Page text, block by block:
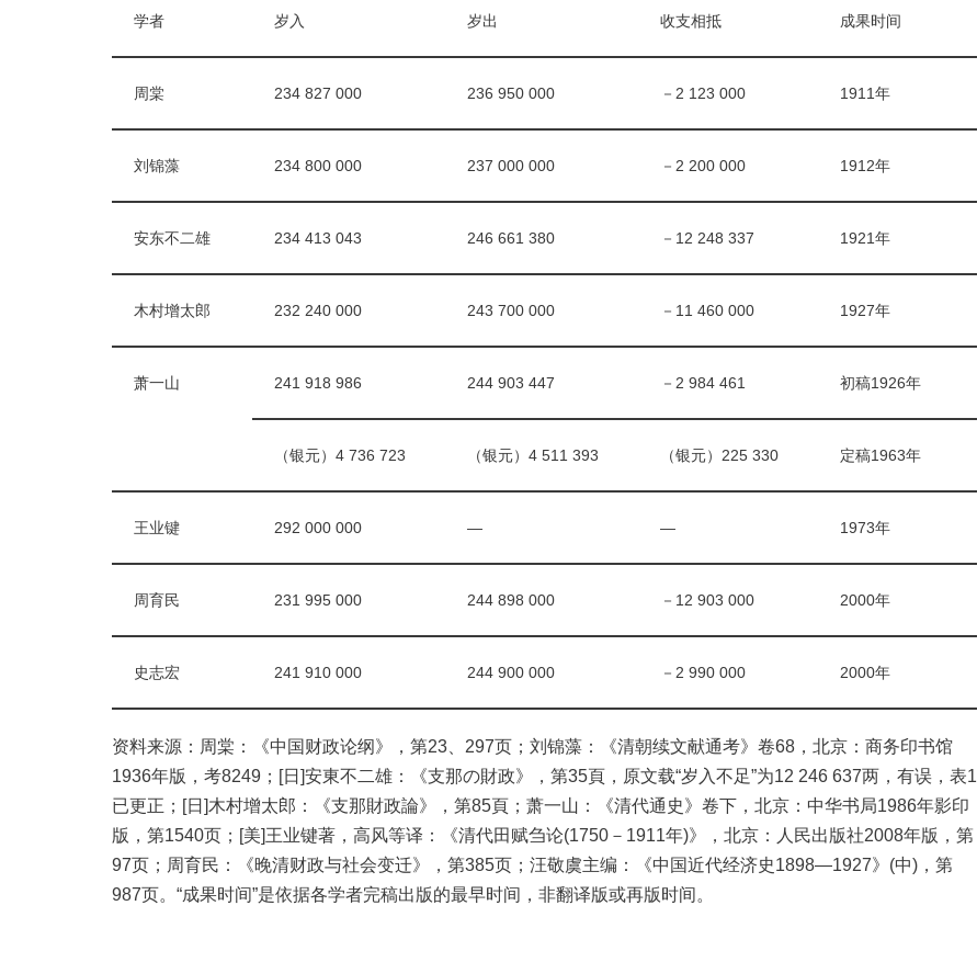
学者 岁入 岁出 收支相抵 成果时间
周棠 234 827 000 236 950 000 －2 123 000 1911年
刘锦藻 234 800 000 237 000 000 －2 200 000 1912年
安东不二雄 234 413 043 246 661 380 －12 248 337 1921年
木村增太郎 232 240 000 243 700 000 －11 460 000 1927年
萧一山 241 918 986 244 903 447 －2 984 461 初稿1926年
（银元）4 736 723 （银元）4 511 393 （银元）225 330 定稿1963年
王业键 292 000 000 — — 1973年
周育民 231 995 000 244 898 000 －12 903 000 2000年
史志宏 241 910 000 244 900 000 －2 990 000 2000年
资料来源：周棠：《中国财政论纲》，第23、297页；刘锦藻：《清朝续文献通考》卷68，北京：商务印书馆
1936年版，考8249；[日]安東不二雄：《支那の財政》，第35頁，原文载“岁入不足”为12 246 637两，有误，表1
已更正；[日]木村增太郎：《支那財政論》，第85頁；萧一山：《清代通史》卷下，北京：中华书局1986年影印
版，第1540页；[美]王业键著，高风等译：《清代田赋刍论(1750－1911年)》，北京：人民出版社2008年版，第
97页；周育民：《晚清财政与社会变迁》，第385页；汪敬虞主编：《中国近代经济史1898—1927》(中)，第
987页。“成果时间”是依据各学者完稿出版的最早时间，非翻译版或再版时间。